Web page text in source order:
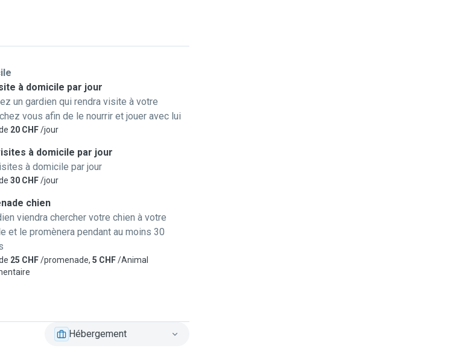
à domicile par jour
un gardien qui rendra visite à votre
vous afin de le nourrir et jouer avec lui
20 CHF/jour
à domicile par jour
à domicile par jour
30 CHF/jour
chien
viendra chercher votre chien à votre
et le promènera pendant au moins 30
25 CHF/promenade, 5 CHF/Animal
Hébergement